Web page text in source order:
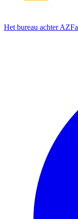
Het bureau achter